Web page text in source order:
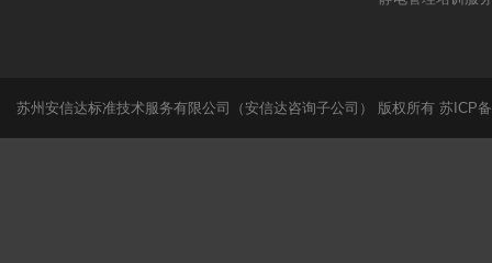
苏州安信达标准技术服务有限公司（安信达咨询子公司） 版权所有 苏ICP